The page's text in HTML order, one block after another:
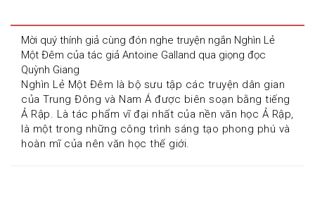
Mời quý thính giả cùng đón nghe truyện ngắn Nghìn Lẻ
Một Đêm của tác giả Antoine Galland qua giọng đọc
Quỳnh Giang
Nghìn Lẻ Một Đêm là bộ sưu tập các truyện dân gian
của Trung Đông và Nam Á được biên soạn bằng tiếng
Ả Rập. Là tác phẩm vĩ đại nhất của nền văn học Ả Rập,
là một trong những công trình sáng tạo phong phú và
hoàn mĩ của nên văn học thế giới.